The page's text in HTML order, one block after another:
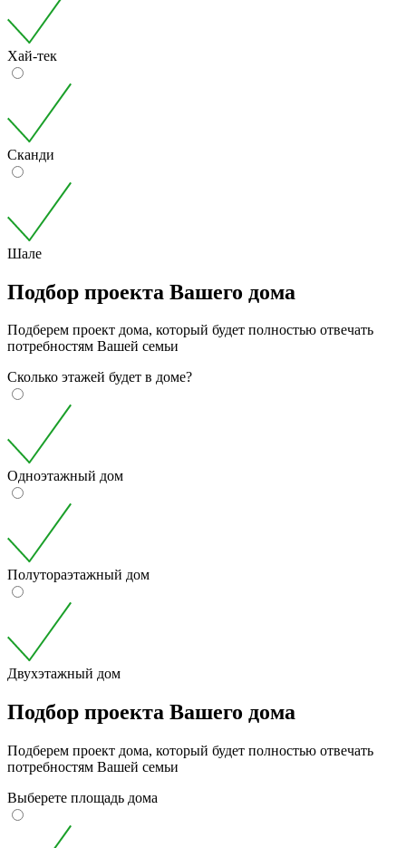
Хай-тек
Сканди
Шале
Подбор проекта Вашего дома
Подберем проект дома, который будет полностью отвечать
потребностям Вашей семьи
Сколько этажей будет в доме?
Одноэтажный дом
Полутораэтажный дом
Двухэтажный дом
Подбор проекта Вашего дома
Подберем проект дома, который будет полностью отвечать
потребностям Вашей семьи
Выберете площадь дома